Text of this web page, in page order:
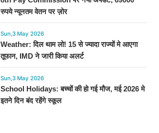
रुपये न्यूनतम वेतन पर ज़ोर
Sun,3 May 2026
Weather: दिल थाम लो! 15 से ज्यादा राज्यों मे आएगा
तूफान, IMD ने जारी किया अलर्ट
Sun,3 May 2026
School Holidays: बच्चों की हो गई मौज, मई 2026 मे
इतने दिन बंद रहेंगे स्कूल